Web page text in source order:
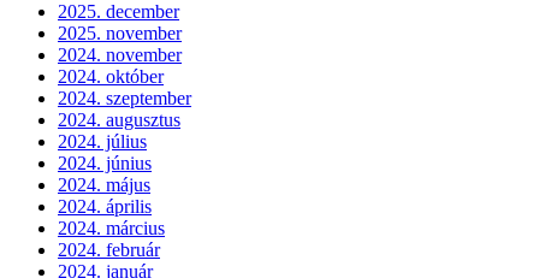
2025. december
2025. november
2024. november
2024. október
2024. szeptember
2024. augusztus
2024. július
2024. június
2024. május
2024. április
2024. március
2024. február
2024. január